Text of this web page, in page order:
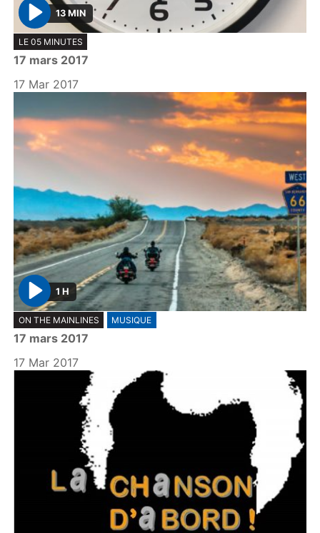
P
l
a
y
13 MIN
LE 05 MINUTES
17 mars 2017
17 Mar 2017
P
l
a
y
1 H
ON THE MAINLINES MUSIQUE
17 mars 2017
17 Mar 2017